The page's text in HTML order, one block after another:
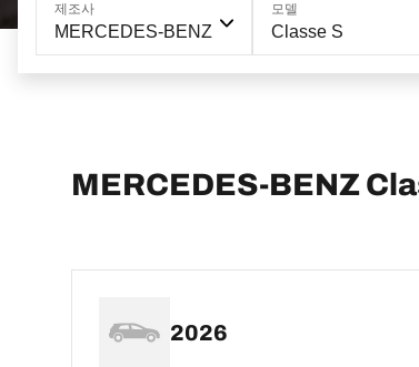
제조사
MERCEDES-BENZ
모델
Classe S
MERCEDES-BENZ
2026